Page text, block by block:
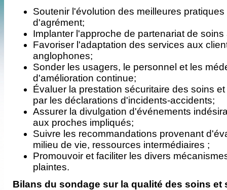
Soutenir l'évolution des meilleures
d'agrément;
Implanter l'approche de partenariat de
Favoriser l'adaptation des services aux
anglophones;
Sonder les usagers, le personnel et les
d'amélioration continue;
Évaluer la prestation sécuritaire des soins
par les déclarations d'incidents-accidents;
Assurer la divulgation d'événements
aux proches impliqués;
Suivre les recommandations provenant
milieu de vie, ressources intermédiaires ;
Promouvoir et faciliter les divers
plaintes.
Bilans du sondage sur la qualité des soins et